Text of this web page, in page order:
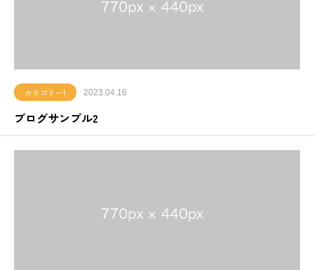
カテゴリー1 2023.04.16
ブログサンプル2